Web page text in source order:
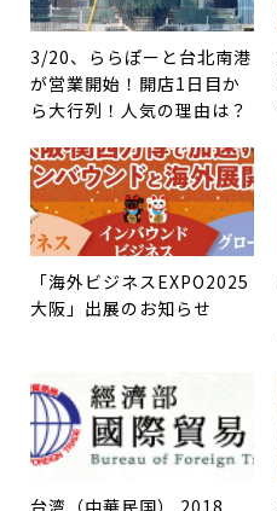
3/20、ららぽーと台北南港
が営業開始！開店1日目か
ら大行列！人気の理由は？
「海外ビジネスEXPO2025
大阪」出展のお知らせ